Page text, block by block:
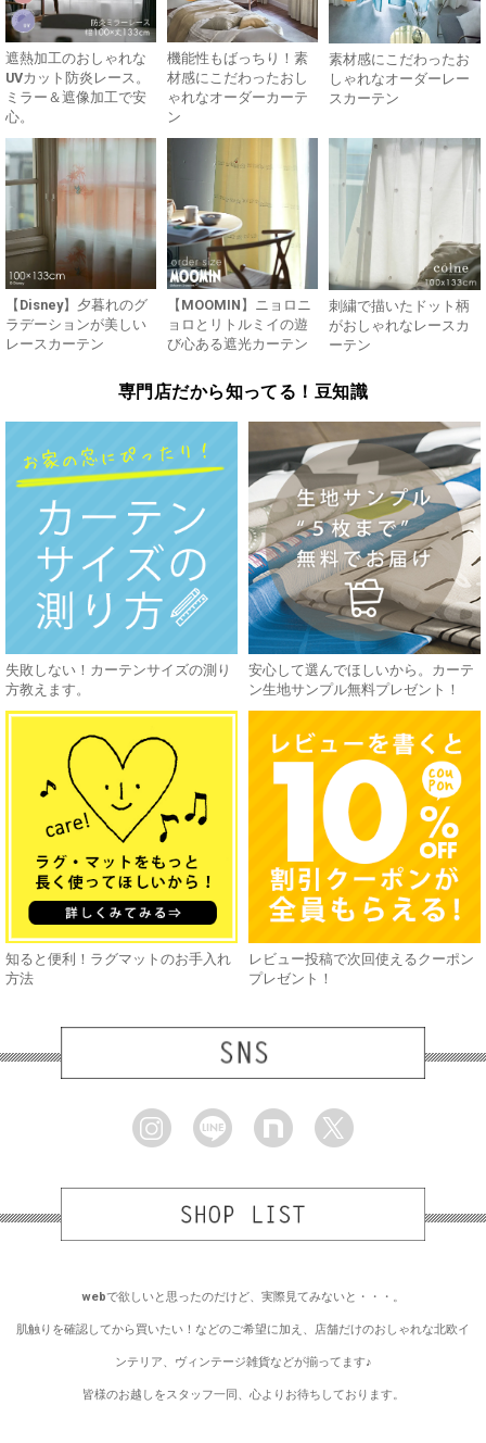
遮熱加工のおしゃれな
UVカット防炎レース。
ミラー＆遮像加工で安
心。
機能性もばっちり！素
材感にこだわったおし
ゃれなオーダーカーテ
ン
素材感にこだわったお
しゃれなオーダーレー
スカーテン
【Disney】夕暮れのグ
ラデーションが美しい
レースカーテン
【MOOMIN】ニョロニ
ョロとリトルミイの遊
び心ある遮光カーテン
刺繍で描いたドット柄
がおしゃれなレースカ
ーテン
専門店だから知ってる！豆知識
失敗しない！カーテンサイズの測り
方教えます。
安心して選んでほしいから。カーテ
ン生地サンプル無料プレゼント！
知ると便利！ラグマットのお手入れ
方法
レビュー投稿で次回使えるクーポン
プレゼント！
webで欲しいと思ったのだけど、実際見てみないと・・・。
肌触りを確認してから買いたい！などのご希望に加え、店舗だけのおしゃれな北欧イ
ンテリア、ヴィンテージ雑貨などが揃ってます♪
皆様のお越しをスタッフ一同、心よりお待ちしております。